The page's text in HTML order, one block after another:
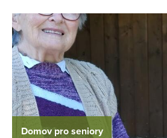
Domov pro seniory